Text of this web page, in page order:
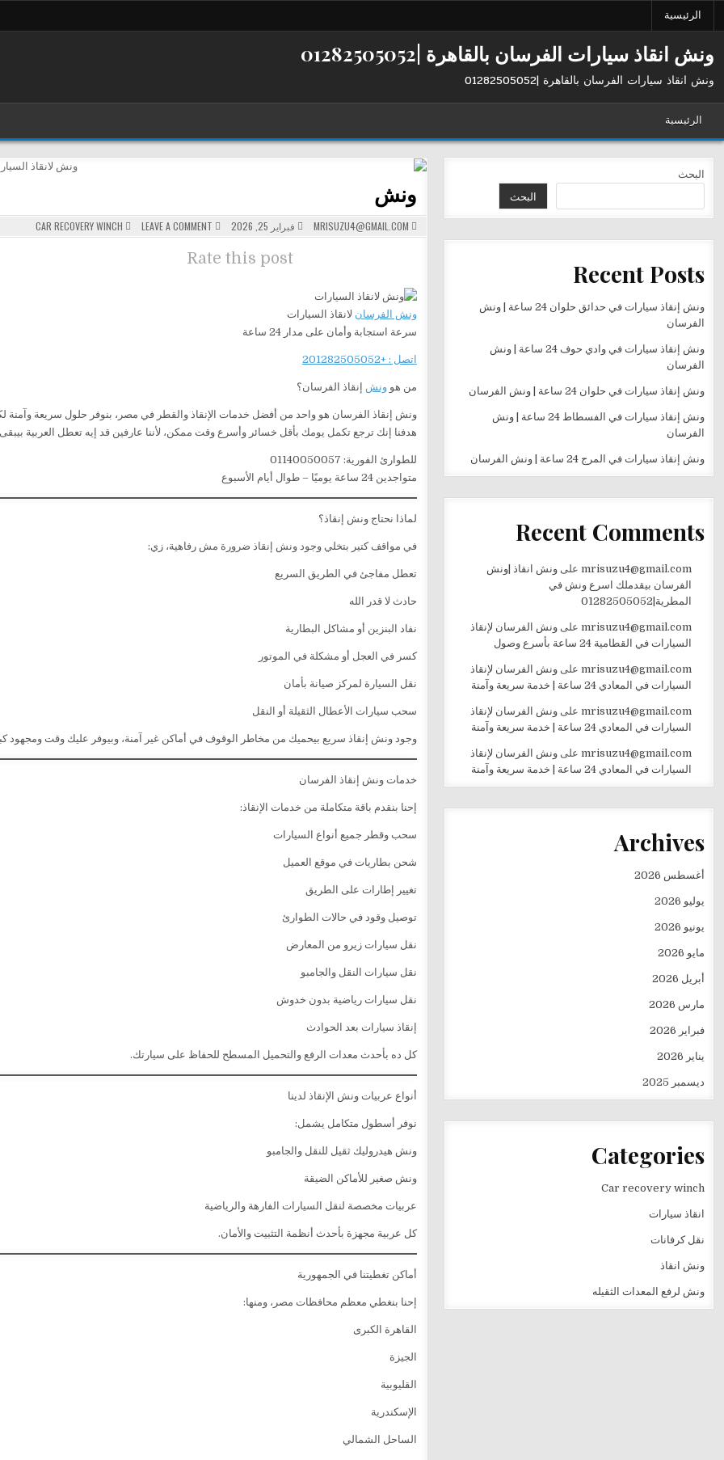
الرئيسية
ونش انقاذ سيارات الفرسان بالقاهرة |01282505052
ونش انقاذ سيارات الفرسان بالقاهرة |01282505052
الرئيسية
ونش
MRISUZU4@GMAIL.COM فبراير 25, 2026 LEAVE A COMMENT
ON
ونش
POSTED
IN
CAR RECOVERY WINCH
Rate this post
ونش الفرسان لانقاذ السيارات
سرعة استجابة وأمان على مدار 24 ساعة
اتصل : +201282505052
من هوونش إنقاذ الفرسان؟
ونش إنقاذ الفرسان هو واحد من أفضل خدمات الإنقاذ والقطر في مصر، بنوفر حلول سريعة وآمنة
هدفنا إنك ترجع تكمل يومك بأقل خسائر وأسرع وقت ممكن، لأننا عارفين قد إيه تعطل العربية
للطوارئ الفورية: 01140050057
متواجدين 24 ساعة يوميًا – طوال أيام الأسبوع
لماذا نحتاج ونش إنقاذ؟
في مواقف كتير بتخلي وجود ونش إنقاذ ضرورة مش رفاهية، زي:
تعطل مفاجئ في الطريق السريع
حادث لا قدر الله
نفاد البنزين أو مشاكل البطارية
كسر في العجل أو مشكلة في الموتور
نقل السيارة لمركز صيانة بأمان
سحب سيارات الأعطال الثقيلة أو النقل
وجود ونش إنقاذ سريع بيحميك من مخاطر الوقوف في أماكن غير آمنة، وبيوفر عليك وقت ومجهود
خدمات ونش إنقاذ الفرسان
إحنا بنقدم باقة متكاملة من خدمات الإنقاذ:
سحب وقطر جميع أنواع السيارات
شحن بطاريات في موقع العميل
تغيير إطارات على الطريق
توصيل وقود في حالات الطوارئ
نقل سيارات زيرو من المعارض
نقل سيارات النقل والجامبو
نقل سيارات رياضية بدون خدوش
إنقاذ سيارات بعد الحوادث
كل ده بأحدث معدات الرفع والتحميل المسطح للحفاظ على سيارتك.
أنواع عربيات ونش الإنقاذ لدينا
نوفر أسطول متكامل يشمل:
ونش هيدروليك ثقيل للنقل والجامبو
ونش صغير للأماكن الضيقة
عربيات مخصصة لنقل السيارات الفارهة والرياضية
كل عربية مجهزة بأحدث أنظمة التثبيت والأمان.
أماكن تغطيتنا في الجمهورية
إحنا بنغطي معظم محافظات مصر، ومنها:
القاهرة الكبرى
الجيزة
القليوبية
الإسكندرية
الساحل الشمالي
البحث
البحث
Recent Posts
ونش إنقاذ سيارات في حدائق حلوان 24 ساعة | ونش
الفرسان
ونش إنقاذ سيارات في وادي حوف 24 ساعة | ونش
الفرسان
ونش إنقاذ سيارات في حلوان 24 ساعة | ونش الفرسان
ونش إنقاذ سيارات في الفسطاط 24 ساعة | ونش
الفرسان
ونش إنقاذ سيارات في المرج 24 ساعة | ونش الفرسان
Recent Comments
mrisuzu4@gmail.comعلى ونش انقاذ |ونش
الفرسان بيقدملك اسرع ونش في
المطرية|01282505052
mrisuzu4@gmail.comعلى ونش الفرسان لإنقاذ
السيارات في القطامية 24 ساعة بأسرع وصول
mrisuzu4@gmail.comعلى ونش الفرسان لإنقاذ
السيارات في المعادي 24 ساعة | خدمة سريعة وآمنة
mrisuzu4@gmail.comعلى ونش الفرسان لإنقاذ
السيارات في المعادي 24 ساعة | خدمة سريعة وآمنة
mrisuzu4@gmail.comعلى ونش الفرسان لإنقاذ
السيارات في المعادي 24 ساعة | خدمة سريعة وآمنة
Archives
أغسطس 2026
يوليو 2026
يونيو 2026
مايو 2026
أبريل 2026
مارس 2026
فبراير 2026
يناير 2026
ديسمبر 2025
Categories
Car recovery winch
انقاذ سيارات
نقل كرفانات
ونش انقاذ
ونش لرفع المعدات الثقيله